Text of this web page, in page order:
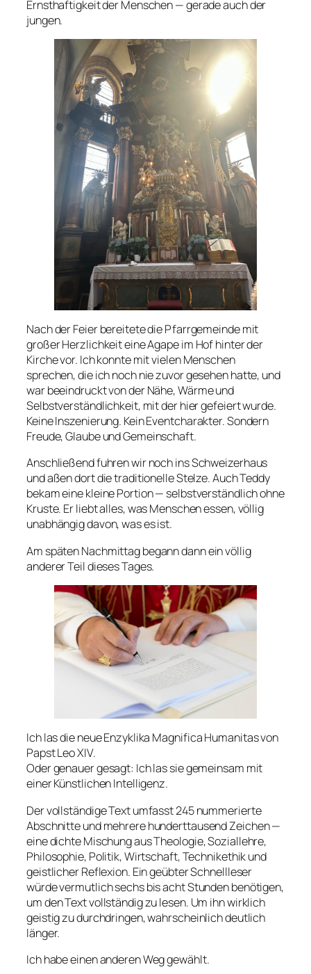
Ernsthaftigkeit der Menschen — gerade auch der
jungen.
Nach der Feier bereitete die Pfarrgemeinde mit
großer Herzlichkeit eine Agape im Hof hinter der
Kirche vor. Ich konnte mit vielen Menschen
sprechen, die ich noch nie zuvor gesehen hatte, und
war beeindruckt von der Nähe, Wärme und
Selbstverständlichkeit, mit der hier gefeiert wurde.
Keine Inszenierung. Kein Eventcharakter. Sondern
Freude, Glaube und Gemeinschaft.
Anschließend fuhren wir noch ins Schweizerhaus
und aßen dort die traditionelle Stelze. Auch Teddy
bekam eine kleine Portion — selbstverständlich ohne
Kruste. Er liebt alles, was Menschen essen, völlig
unabhängig davon, was es ist.
Am späten Nachmittag begann dann ein völlig
anderer Teil dieses Tages.
Ich las die neue Enzyklika Magnifica Humanitasvon
Papst Leo XIV.
Oder genauer gesagt: Ich las sie gemeinsam mit
einer Künstlichen Intelligenz.
Der vollständige Text umfasst 245 nummerierte
Abschnitte und mehrere hunderttausend Zeichen —
eine dichte Mischung aus Theologie, Soziallehre,
Philosophie, Politik, Wirtschaft, Technikethik und
geistlicher Reflexion. Ein geübter Schnellleser
würde vermutlich sechs bis acht Stunden benötigen,
um den Text vollständig zu lesen. Um ihn wirklich
geistig zu durchdringen, wahrscheinlich deutlich
länger.
Ich habe einen anderen Weg gewählt.